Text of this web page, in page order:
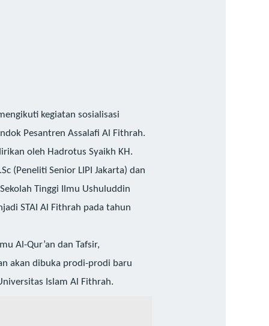
kegiatan sosialisasi
Pesantren Assalafi Al Fithrah.
oleh Hadrotus Syaikh KH.
(Peneliti Senior LIPI Jakarta) dan
Tinggi Ilmu Ushuluddin
STAI Al Fithrah pada tahun
Al-Qur’an dan Tafsir,
akan dibuka prodi-prodi baru
Islam Al Fithrah.